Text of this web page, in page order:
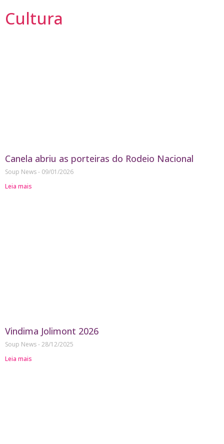
Cultura
Canela abriu as porteiras do Rodeio Nacional
Soup News
09/01/2026
Leia mais
Vindima Jolimont 2026
Soup News 28/12/2025
Leia mais